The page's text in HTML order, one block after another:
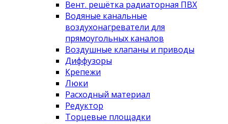
Вент. решётка радиаторная ПВХ
Водяные канальные
воздухонагреватели для
прямоугольных каналов
Воздушные клапаны и приводы
Диффузоры
Крепежи
Люки
Расходный материал
Редуктор
Торцевые площадки